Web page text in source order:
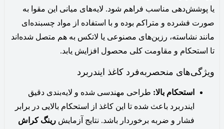
یا پوشش‌دهی مناسب فراهم شود. لایه‌های میانی این مقوا به
‌صورت فشرده و متراکم بوده و با استفاده از مواد چسبنده‌ای
مانند نشاسته، رزین‌های مصنوعی یا لاتکس به هم متصل شده‌اند
تا استحکام و مقاومت کلی محصول افزایش یابد.
ویژگی‌های منحصربه‌فرد کاغذ ایندربرد
استحکام بالا: طراحی مهندسی شده و لایه‌بندی دقیق
ایندربرد باعث شده تا این کاغذ از استحکام بالایی در برابر
فشار و ضربه برخوردار باشد. نتایج آزمایش رینگ کراش